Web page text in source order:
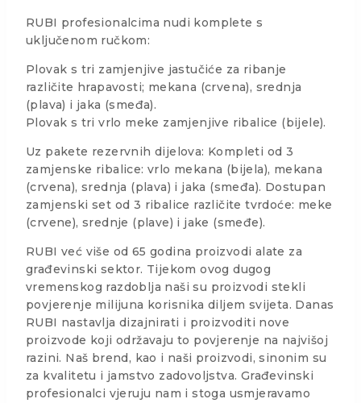
RUBI profesionalcima nudi komplete s
uključenom ručkom:
Plovak s tri zamjenjive jastučiće za ribanje
različite hrapavosti; mekana (crvena), srednja
(plava) i jaka (smeđa).
Plovak s tri vrlo meke zamjenjive ribalice (bijele).
Uz pakete rezervnih dijelova: Kompleti od 3
zamjenske ribalice: vrlo mekana (bijela), mekana
(crvena), srednja (plava) i jaka (smeđa). Dostupan
zamjenski set od 3 ribalice različite tvrdoće: meke
(crvene), srednje (plave) i jake (smeđe).
RUBI već više od 65 godina proizvodi alate za
građevinski sektor. Tijekom ovog dugog
vremenskog razdoblja naši su proizvodi stekli
povjerenje milijuna korisnika diljem svijeta. Danas
RUBI nastavlja dizajnirati i proizvoditi nove
proizvode koji održavaju to povjerenje na najvišoj
razini. Naš brend, kao i naši proizvodi, sinonim su
za kvalitetu i jamstvo zadovoljstva. Građevinski
profesionalci vjeruju nam i stoga usmjeravamo